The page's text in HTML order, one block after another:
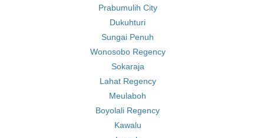
Prabumulih City
Dukuhturi
Sungai Penuh
Wonosobo Regency
Sokaraja
Lahat Regency
Meulaboh
Boyolali Regency
Kawalu